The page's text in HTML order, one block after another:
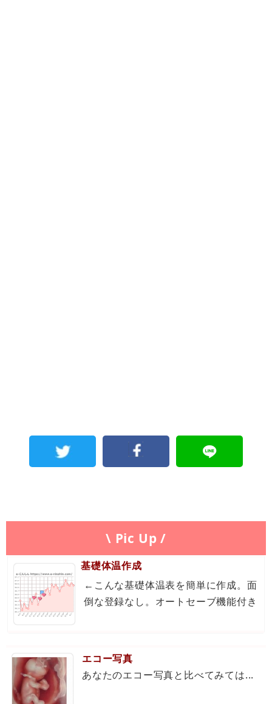
\ Pic Up /
基礎体温作成
←こんな基礎体温表を簡単に作成。面
倒な登録なし。オートセーブ機能付き
エコー写真
あなたのエコー写真と比べてみては...